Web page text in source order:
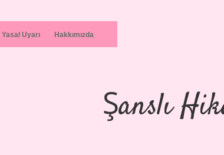
Yasal Uyarı Hakkımızda
Şanslı